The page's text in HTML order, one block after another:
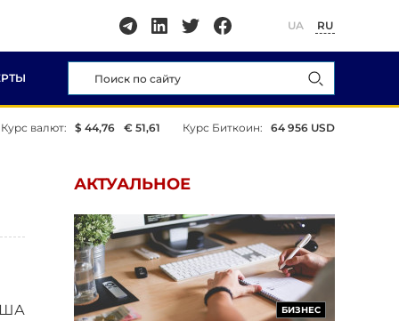
UA RU
Курс валют: $ 44,76 € 51,61 Курс Биткоин: 64 956 USD
АКТУАЛЬНОЕ
БИЗНЕС